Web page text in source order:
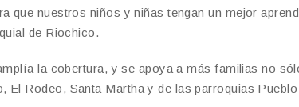
que nuestros niños y niñas tengan un mejor
de Riochico.
la cobertura, y se apoya a más familias no
El Rodeo, Santa Martha y de las parroquias